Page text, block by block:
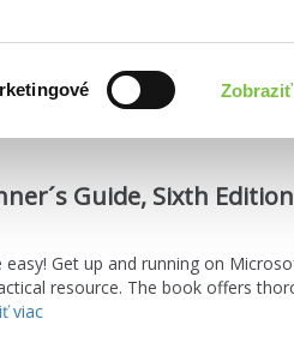
Zoradiť podľa:
Guide, Sixth Edition
Get up and running on
resource. The book offers
viac